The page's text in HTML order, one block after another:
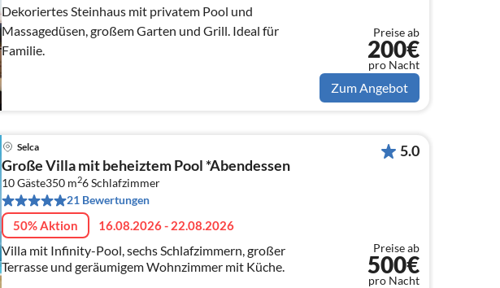
Dekoriertes Steinhaus mit privatem Pool und
Massagedüsen, großem Garten und Grill. Ideal für
Familie.
Preise ab
200€
pro Nacht
Zum Angebot
Selca
Große Villa mit beheiztem Pool *Abendessen
10 Gäste350 m26Schlafzimmer
21 Bewertungen
50% Aktion 16.08.2026 - 22.08.2026
Villa mit Infinity-Pool, sechs Schlafzimmern, großer
Terrasse und geräumigem Wohnzimmer mit Küche.
5.0
Preise ab
500€
pro Nacht